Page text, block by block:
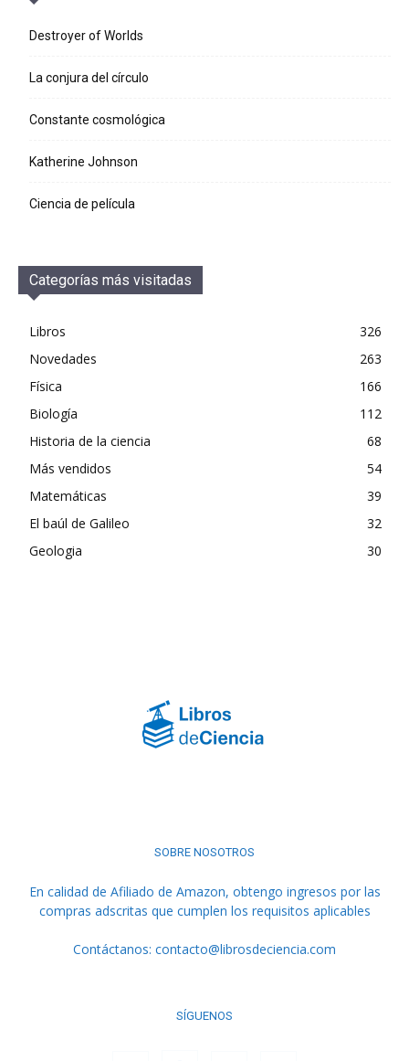
Destroyer of Worlds
La conjura del círculo
Constante cosmológica
Katherine Johnson
Ciencia de película
Categorías más visitadas
Libros
326
Novedades
263
Física
166
Biología
112
Historia de la ciencia
68
Más vendidos
54
Matemáticas
39
El baúl de Galileo
32
Geologia
30
SOBRE NOSOTROS
En calidad de Afiliado de Amazon, obtengo ingresos por las
compras adscritas que cumplen los requisitos aplicables
Contáctanos: contacto@librosdeciencia.com
SÍGUENOS